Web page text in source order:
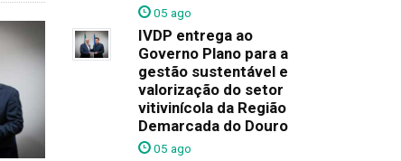
05 ago
IVDP entrega ao
Governo Plano para a
gestão sustentável e
valorização do setor
vitivinícola da Região
Demarcada do Douro
05 ago